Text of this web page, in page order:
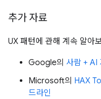
추가 자료
UX 패턴에 관해 계속 알아
Google의 사람 + AI
Microsoft의 HAX
드라인